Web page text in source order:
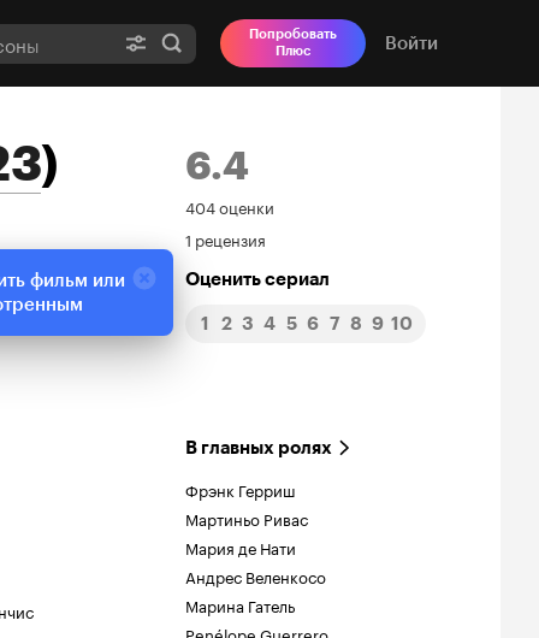
Попробовать
Плюс
Войти
)
6.4
Рейтинг
Кинопоиска
6.4
404 оценки
1 рецензия
Оценить сериал
1 2 3 4 5 6 7 8 9 10
В главных ролях
Фрэнк Герриш
Мартиньо Ривас
Мария де Нати
Андрес Веленкосо
Марина Гатель
Penélope Guerrero
фильм или